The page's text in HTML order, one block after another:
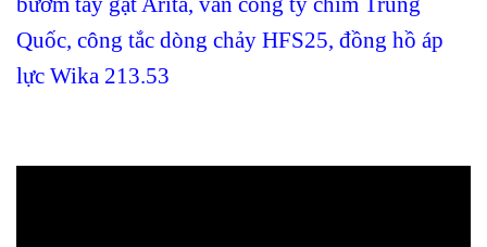
Quốc, công tắc dòng chảy HFS25, đồng hồ áp
lực Wika 213.53